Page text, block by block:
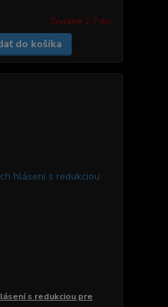
Zvyčajne 2-7 dni.
do košíka
s redukciou pre